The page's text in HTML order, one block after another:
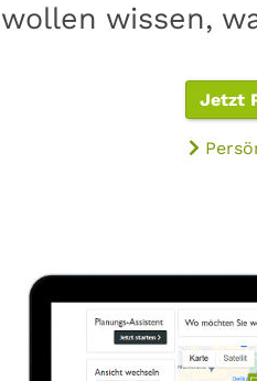
wissen,
Jetzt